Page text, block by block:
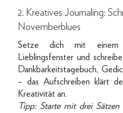
2. Kreatives Journaling:
Novemberblues
Setze dich mit
Lieblingsfenster und
Dankbarkeitstagebuch,
– das Aufschreiben klärt
Kreativität an.
Tipp: Starte mit drei